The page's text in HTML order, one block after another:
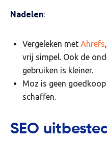
Nadelen:
Vergeleken met Ahrefs,
vrij simpel. Ook de
gebruiken is kleiner.
Moz is geen
schaffen.
SEO